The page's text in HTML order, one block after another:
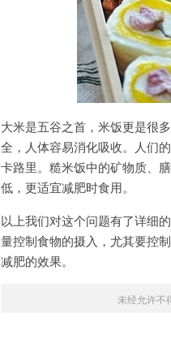
大米是五谷之首，米饭更是很
全，人体容易消化吸收。人们
卡路里。糙米饭中的矿物质、
低，更适宜减肥时食用。
以上我们对这个问题有了详细
量控制食物的摄入，尤其要控
减肥的效果。
未经允许不